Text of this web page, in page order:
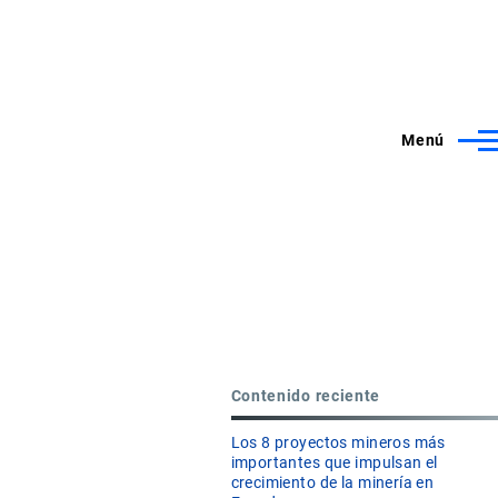
Menú
Contenido reciente
Los 8 proyectos mineros más
importantes que impulsan el
crecimiento de la minería en